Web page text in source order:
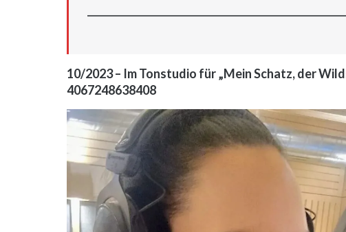
10/2023 – Im Tonstudio für „Mein Schatz, der
4067248638408